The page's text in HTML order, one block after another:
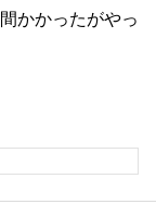
かかったがやっ